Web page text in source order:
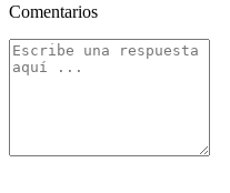
Comentarios